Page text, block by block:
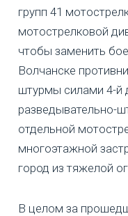
групп 41
мотострелковой
чтобы заменить
Волчанске
штурмы силами 4-й
разведывательно-
отдельной
многоэтажной
город из тяжелой
В целом за